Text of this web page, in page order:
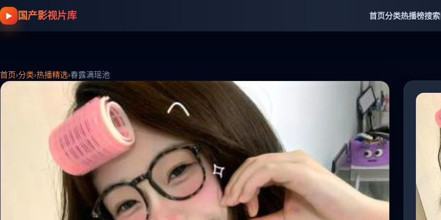
▶ 国产影视片库 首页分类热播榜搜索
首页›分类›热播精选›春露满瑶池